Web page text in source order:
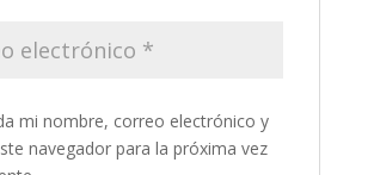
mi nombre, correo electrónico y
navegador para la próxima vez